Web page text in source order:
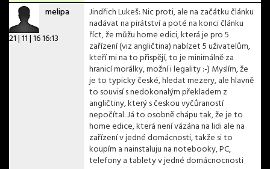
melipa
21 | 11 | 16 16:13
Jindřich Lukeš: Nic proti, ale na začátku článku
nadávat na pirátství a poté na konci článku
říct, že můžu home edici, která je pro 5
zařízení (viz angličtina) nabízet 5 uživatelům,
kteří mi na to přispějí, to je minimálně za
hranicí morálky, možní i legality :-) Myslím, že
je to typicky české, hledat mezery, ale hlavně
to souvisí s nedokonalým překladem z
angličtiny, který s českou vyčůraností
nepočítal. Já to osobně chápu tak, že je to
home edice, která není vázána na lidi ale na
zařízení v jedné domácnosti, takže si to
koupím a nainstaluju na notebooky, PC,
telefony a tablety v jedné domácnocnosti